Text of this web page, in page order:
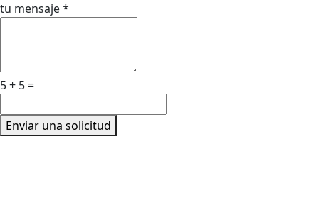
tu mensaje*
5 + 5 =
Enviar una solicitud